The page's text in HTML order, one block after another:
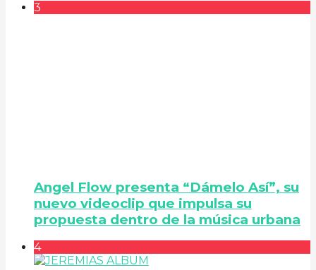
3
Angel Flow presenta “Dámelo Así”, su
nuevo videoclip que impulsa su
propuesta dentro de la música urbana
4